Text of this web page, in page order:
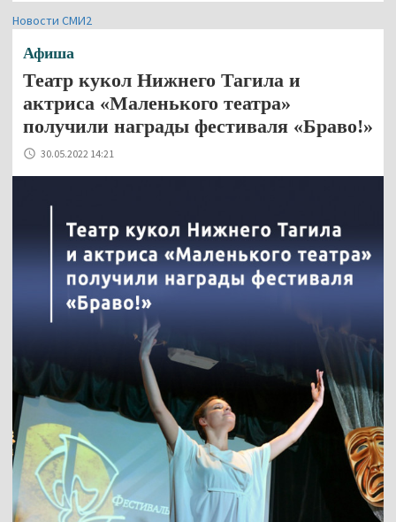
Новости СМИ2
Афиша
Театр кукол Нижнего Тагила и
актриса «Маленького театра»
получили награды фестиваля «Браво!»
30.05.2022 14:21